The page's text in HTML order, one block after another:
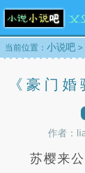
当前位置： 小说吧 >
《豪门
作者：
苏樱来